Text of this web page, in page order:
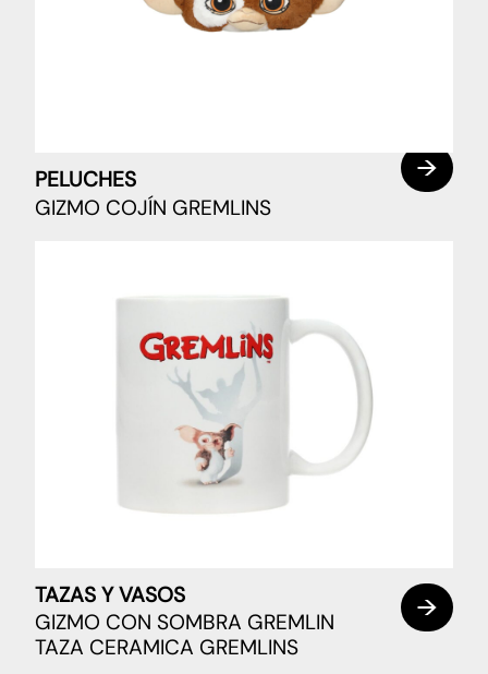
PELUCHES
GIZMO COJÍN GREMLINS
TAZAS Y VASOS
GIZMO CON SOMBRA GREMLIN
TAZA CERAMICA GREMLINS